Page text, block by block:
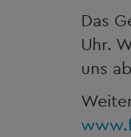
Das
Uhr.
uns